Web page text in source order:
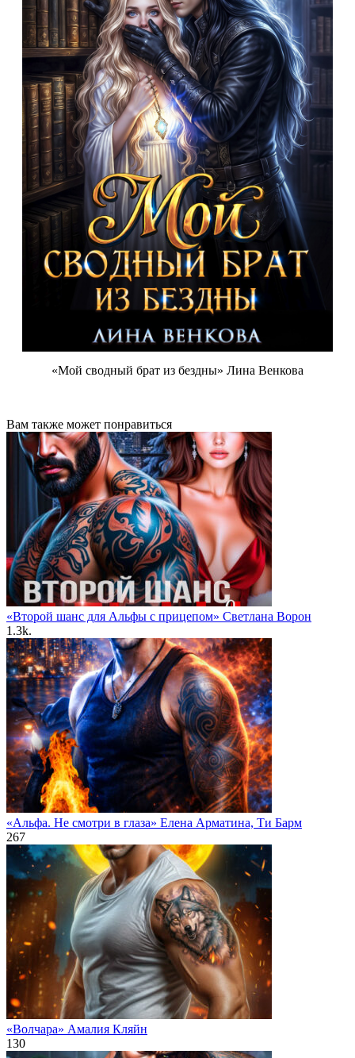
«Мой сводный брат из бездны» Лина Венкова
Вам также может понравиться
«Второй шанс для Альфы с прицепом» Светлана Ворон
1.3k.
«Альфа. Не смотри в глаза» Елена Арматина, Ти Барм
267
«Волчара» Амалия Кляйн
130